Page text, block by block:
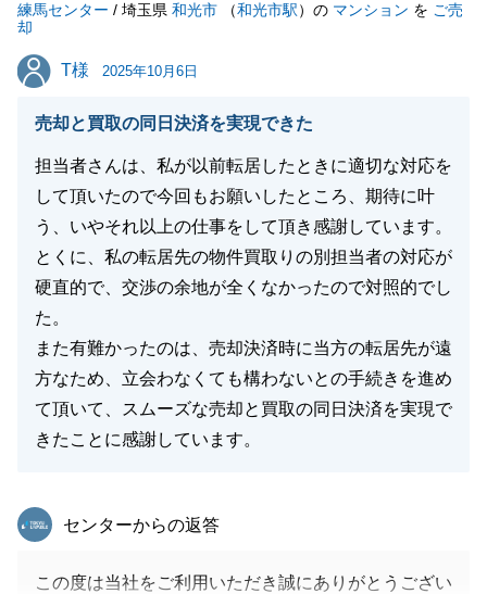
再販売をしますので、リフォームが完成いたしました
今後とも宜しくお願いいたします。
閉じる
練馬センター / 埼玉県 和光市 （和光市駅）の マンション を ご売
却
T様
T様 2025年10月6日
売却と買取の同日決済を実現できた
担当者さんは、私が以前転居したときに適切な対応を
して頂いたので今回もお願いしたところ、期待に叶
う、いやそれ以上の仕事をして頂き感謝しています。
とくに、私の転居先の物件買取りの別担当者の対応が
硬直的で、交渉の余地が全くなかったので対照的でし
た。
また有難かったのは、売却決済時に当方の転居先が遠
方なため、立会わなくても構わないとの手続きを進め
て頂いて、スムーズな売却と買取の同日決済を実現で
きたことに感謝しています。
東急リバブル
センターからの返答
この度は当社をご利用いただき誠にありがとうござい